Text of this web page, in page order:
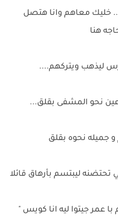
خليك معاهم وانا هتصل
هنا
ليذهب ويتركهم....
نحو المشفى بقلق...
و جميله نحوه بقلق
تحتضنه ليبتسم بأرهاق قائلا
با عمر جيتوا ليه انا كويس "